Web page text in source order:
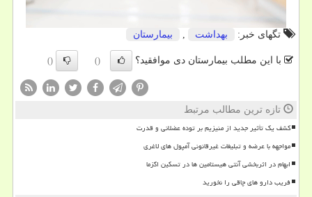
تگهای خبر: بهداشت بیمارستان
با این مطلب بیمارستان دی موافقید؟ ()
()
تازه ترین مطالب مرتبط
کشف یک تأثیر جدید از منیزیم بر توده عضلانی و قدرت
مواجهه با عرضه و تبلیغات غیرقانونی آمپول های لاغری
ابهام در اثربخشی آنتی هیستامین ها در تسکین اگزما
فریب دارو های چاقی را نخورید